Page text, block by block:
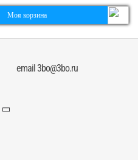
Моя корзина
email 3bo@3bo.ru